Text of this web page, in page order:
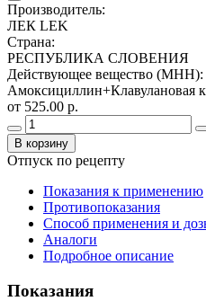
Производитель:
ЛЕК LEK
Страна:
РЕСПУБЛИКА СЛОВЕНИЯ
Действующее вещество (МНН):
Амоксициллин+Клавулановая
от 525.00 р.
В корзину
Отпуск по рецепту
Показания к применению
Противопоказания
Способ применения и
Аналоги
Подробное описание
Показания